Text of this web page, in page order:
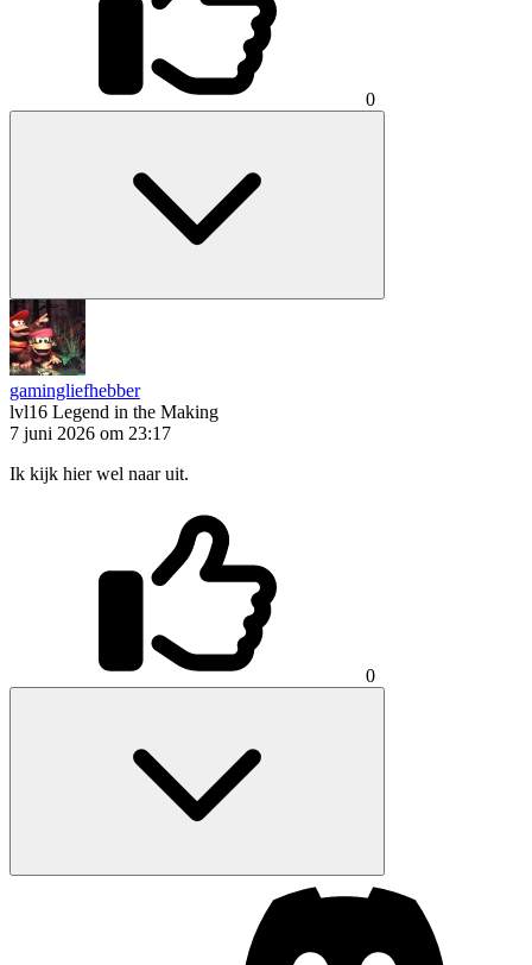
0
gamingliefhebber
lvl16 Legend in the Making
7 juni 2026 om 23:17
Ik kijk hier wel naar uit.
0